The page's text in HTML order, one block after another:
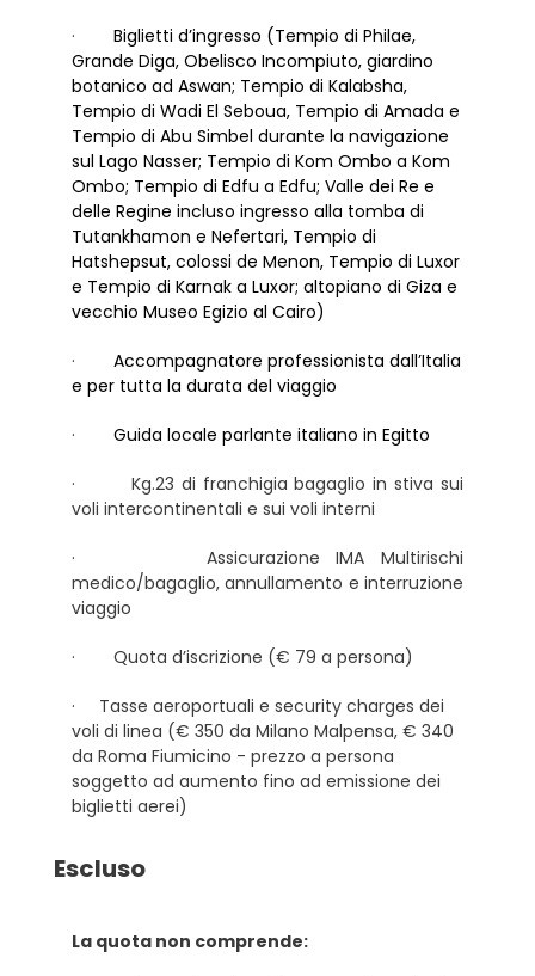
· Biglietti d’ingresso (Tempio di Philae,
Grande Diga, Obelisco Incompiuto, giardino
botanico ad Aswan; Tempio di Kalabsha,
Tempio di Wadi El Seboua, Tempio di Amada e
Tempio di Abu Simbel durante la navigazione
sul Lago Nasser; Tempio di Kom Ombo a Kom
Ombo; Tempio di Edfu a Edfu; Valle dei Re e
delle Regine incluso ingresso alla tomba di
Tutankhamon e Nefertari, Tempio di
Hatshepsut, colossi de Menon, Tempio di Luxor
e Tempio di Karnak a Luxor; altopiano di Giza e
vecchio Museo Egizio al Cairo)
· Accompagnatore professionista dall’Italia
e per tutta la durata del viaggio
· Guida locale parlante italiano in Egitto
· Kg.23 di franchigia bagaglio in stiva sui
voli intercontinentali e sui voli interni
· Assicurazione IMA Multirischi
medico/bagaglio, annullamento e interruzione
viaggio
· Quota d’iscrizione (€ 79 a persona)
· Tasse aeroportuali e security charges dei
voli di linea (€ 350 da Milano Malpensa, € 340
da Roma Fiumicino - prezzo a persona
soggetto ad aumento fino ad emissione dei
biglietti aerei)
Escluso
La quota non comprende: